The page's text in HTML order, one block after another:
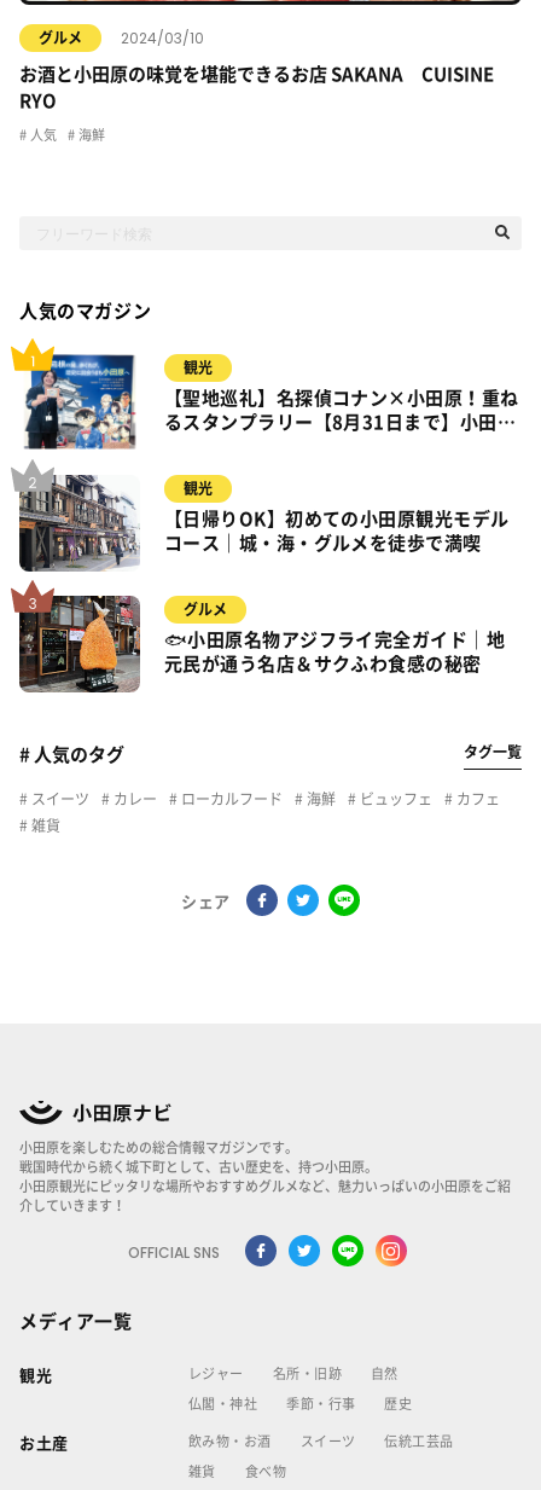
グルメ 2024/03/10
お酒と小田原の味覚を堪能できるお店 SAKANA CUISINE
RYO
人気 海鮮
人気のマガジン
観光
【聖地巡礼】名探偵コナン×小田原！重ね
るスタンプラリー【8月31日まで】小田
観光
【日帰りOK】初めての小田原観光モデル
コース｜城・海・グルメを徒歩で満喫
グルメ
🐟小田原名物アジフライ完全ガイド｜地
元民が通う名店＆サクふわ食感の秘密
# 人気のタグ タグ一覧
スイーツ カレー ローカルフード 海鮮 ビュッフェ
カフェ
雑貨
シェア
小田原を楽しむための総合情報マガジンです。
戦国時代から続く城下町として、古い歴史を、持つ小田原。
小田原観光にピッタリな場所やおすすめグルメなど、魅力いっぱいの小田原をご紹
介していきます！
OFFICIAL SNS
メディア一覧
観光 レジャー 名所・旧跡 自然
仏閣・神社 季節・行事 歴史
お土産 飲み物・お酒 スイーツ 伝統工芸品
雑貨 食べ物